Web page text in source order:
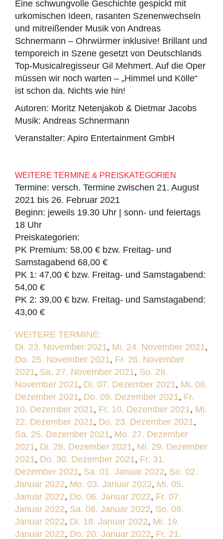
Eine schwungvolle Geschichte gespickt mit
urkomischen Ideen, rasanten Szenenwechseln
und mitreißender Musik von Andreas
Schnermann – Ohrwürmer inklusive! Brillant und
temporeich in Szene gesetzt von Deutschlands
Top-Musicalregisseur Gil Mehmert. Auf die Oper
müssen wir noch warten – „Himmel und Kölle“
ist schon da. Nichts wie hin!
Autoren: Moritz Netenjakob & Dietmar Jacobs
Musik: Andreas Schnermann
Veranstalter: Apiro Entertainment GmbH
WEITERE TERMINE & PREISKATEGORIEN
Termine: versch. Termine zwischen 21. August
2021 bis 26. Februar 2021
Beginn: jeweils 19.30 Uhr | sonn- und feiertags
18 Uhr
Preiskategorien:
PK Premium: 58,00 € bzw. Freitag- und
Samstagabend 68,00 €
PK 1: 47,00 € bzw. Freitag- und Samstagabend:
54,00 €
PK 2: 39,00 € bzw. Freitag- und Samstagabend:
43,00 €
WEITERE TERMINE:
Di. 23. November 2021, Mi. 24. November 2021,
Do. 25. November 2021, Fr. 26. November
2021, Sa. 27. November 2021, So. 28.
November 2021, Di. 07. Dezember 2021, Mi. 08.
Dezember 2021, Do. 09. Dezember 2021, Fr.
10. Dezember 2021, Fr. 10. Dezember 2021, Mi.
22. Dezember 2021, Do. 23. Dezember 2021,
Sa. 25. Dezember 2021, Mo. 27. Dezember
2021, Di. 28. Dezember 2021, Mi. 29. Dezember
2021, Do. 30. Dezember 2021, Fr. 31.
Dezember 2021, Sa. 01. Januar 2022, So. 02.
Januar 2022, Mo. 03. Januar 2022, Mi. 05.
Januar 2022, Do. 06. Januar 2022, Fr. 07.
Januar 2022, Sa. 08. Januar 2022, So. 09.
Januar 2022, Di. 18. Januar 2022, Mi. 19.
Januar 2022, Do. 20. Januar 2022, Fr. 21.